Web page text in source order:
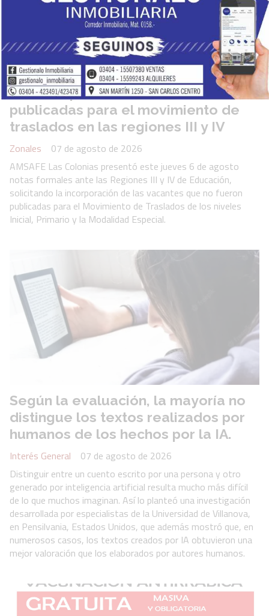
AMSAFE Las Colonias presentó el
reclamo por las vacantes no
publicadas para el movimiento de
traslados en las regiones III y IV
Zonales
07 de agosto de 2026
AMSAFE Las Colonias presentó este jueves 6 de agosto
notas formales ante las Regiones III y IV de Educación,
solicitando la incorporación de las vacantes que no fueron
publicadas para el Movimiento de Traslados de los niveles
Inicial, Primario y la Modalidad Especial.
Según la evaluación, la mayoría no
distingue los textos realizados por
humanos de los hechos por la IA.
Interés General
07 de agosto de 2026
Distinguir entre un cuento escrito por una persona y otro
generado por inteligencia artificial resulta mucho más difícil
de lo que muchos imaginan. Así lo planteó una investigación
desarrollada por especialistas de la Universidad de Villanova,
en Pensilvania, Estados Unidos, que además mostró que, en
numerosos casos, los textos creados por IA obtuvieron una
mejor valoración que los elaborados por autores humanos.